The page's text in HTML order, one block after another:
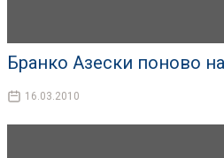
Бранко Азески поново
16.03.2010